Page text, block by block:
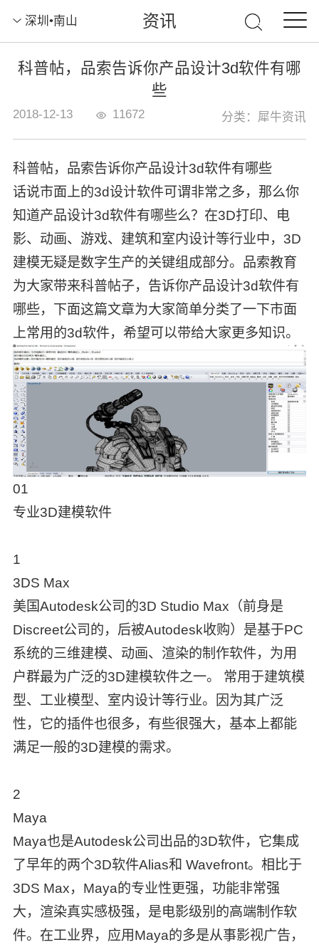
深圳•南山 资讯
科普帖，品索告诉你产品设计3d软件有哪
些
2018-12-13 11672 分类：犀牛资讯
科普帖，品索告诉你产品设计3d软件有哪些
话说市面上的3d设计软件可谓非常之多，那么你
知道产品设计3d软件有哪些么？在3D打印、电
影、动画、游戏、建筑和室内设计等行业中，3D
建模无疑是数字生产的关键组成部分。品索教育
为大家带来科普帖子，告诉你产品设计3d软件有
哪些，下面这篇文章为大家简单分类了一下市面
上常用的3d软件，希望可以带给大家更多知识。
01
专业3D建模软件
1
3DS Max
美国Autodesk公司的3D Studio Max（前身是
Discreet公司的，后被Autodesk收购）是基于PC
系统的三维建模、动画、渲染的制作软件，为用
户群最为广泛的3D建模软件之一。 常用于建筑模
型、工业模型、室内设计等行业。因为其广泛
性，它的插件也很多，有些很强大，基本上都能
满足一般的3D建模的需求。
2
Maya
Maya也是Autodesk公司出品的3D软件，它集成
了早年的两个3D软件Alias和 Wavefront。相比于
3DS Max，Maya的专业性更强，功能非常强
大，渲染真实感极强，是电影级别的高端制作软
件。在工业界，应用Maya的多是从事影视广告，